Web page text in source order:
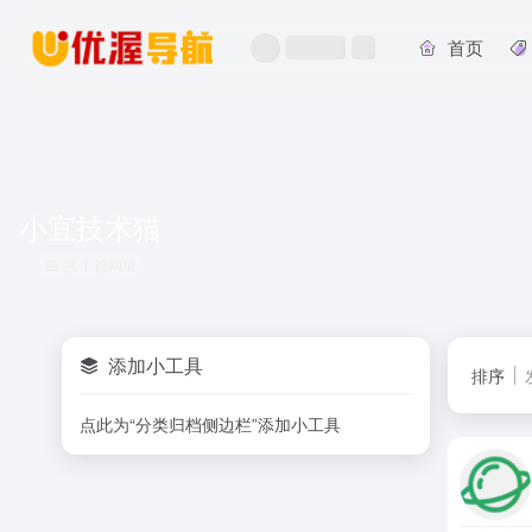
首页
排序
添加小工具
点此为“分类归档侧边栏”添加小工具